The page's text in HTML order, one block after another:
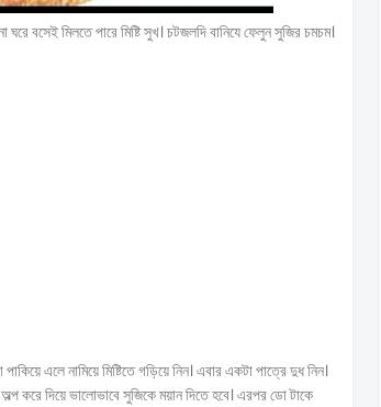
ঘরে বসেই মিলতে পারে মিষ্টি সুখ। চটজলদি বানিযে ফেলুন সুজির চমচম।
এলে নামিয়ে মিষ্টিতে গড়িয়ে নিন। এবার একটা পাত্রে দুধ নিন।
করে দিয়ে ভালোভাবে সুজিকে ময়ান দিতে হবে। এরপর ডো টাকে